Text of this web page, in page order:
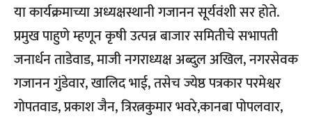
या कार्यक्रमाच्या अध्यक्षस्थानी गजानन सूर्यवंशी सर होते.
प्रमुख पाहुणे म्हणून कृषी उत्पन्न बाजार समितीचे सभापती
जनार्धन ताडेवाड, माजी नगराध्यक्ष अब्दुल अखिल, नगरसेवक
गजानन गुंडेवार, खालिद भाई, तसेच ज्येष्ठ पत्रकार परमेश्वर
गोपतवाड, प्रकाश जैन, त्रिरत्नकुमार भवरे,कानबा पोपलवार,